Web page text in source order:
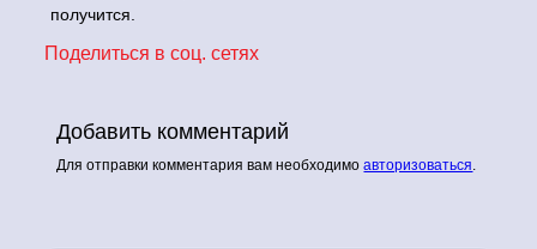
получится.
Поделиться в соц. сетях
Добавить комментарий
Для отправки комментария вам необходимоавторизоваться.